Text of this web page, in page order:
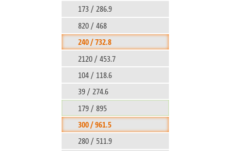
173 / 286.9
820 / 468
240 / 732.8
2120 / 453.7
104 / 118.6
39 / 274.6
179 / 895
300 / 961.5
280 / 511.9